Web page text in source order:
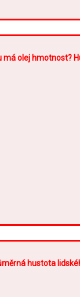
má olej hmotnost?
hustota